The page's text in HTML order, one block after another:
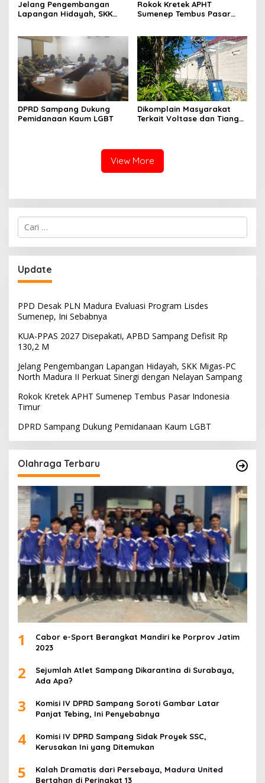
Jelang Pengembangan
Lapangan Hidayah, SKK
Nelayan Sampang
Rokok Kretek APHT
Sumenep Tembus Pasar
DPRD Sampang Dukung
Pemidanaan Kaum LGBT
Dikomplain Masyarakat
Terkait Voltase dan Tiang
View More
Cari
untuk:
Update
PPD Desak PLN Madura Evaluasi Program Lisdes
Sumenep, Ini Sebabnya
KUA-PPAS 2027 Disepakati, APBD Sampang Defisit Rp
130,2 M
Jelang Pengembangan Lapangan Hidayah, SKK Migas-PC
North Madura II Perkuat Sinergi dengan Nelayan Sampang
Rokok Kretek APHT Sumenep Tembus Pasar Indonesia
Timur
DPRD Sampang Dukung Pemidanaan Kaum LGBT
Olahraga Terbaru
1
Cabor e-Sport Berangkat Mandiri ke Porprov Jatim
2023
2
Sejumlah Atlet Sampang Dikarantina di Surabaya,
Ada Apa?
3
Komisi IV DPRD Sampang Soroti Gambar Latar
Panjat Tebing, Ini Penyebabnya
4
Komisi IV DPRD Sampang Sidak Proyek SSC,
Kerusakan Ini yang Ditemukan
5
Kalah Dramatis dari Persebaya, Madura United
Bertahan di Peringkat 13